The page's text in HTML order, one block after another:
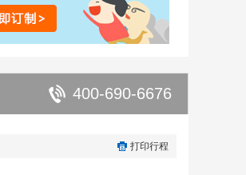
400-690-6676
打印行程